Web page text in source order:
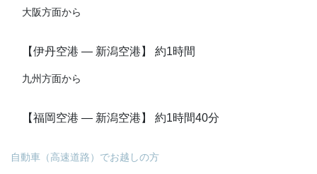
大阪方面から
【伊丹空港 ― 新潟空港】 約1時間
九州方面から
【福岡空港 ― 新潟空港】 約1時間40分
自動車（高速道路）でお越しの方